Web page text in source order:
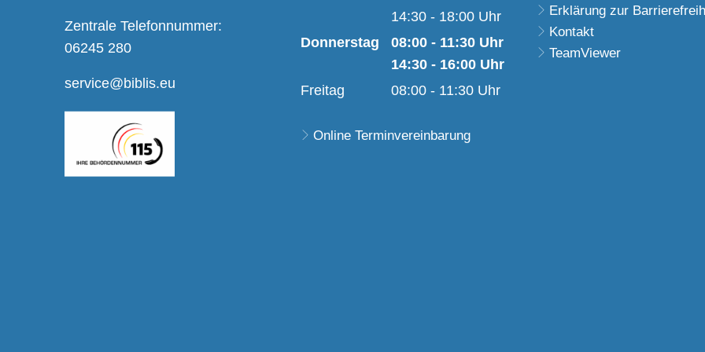
Zentrale Telefonnummer:
06245 280
service@biblis.eu
Von 08:00 bis 11:30 Uhr
14:30 - 18:00 Uhr
Von 14:30 bis 18:00 Uhr
Donnerstag 08:00 - 11:30 Uhr
Von 08:00 bis 11:30 Uhr
14:30 - 16:00 Uhr
Von 14:30 bis 16:00 Uhr
Freitag 08:00 - 11:30 Uhr
Online Terminvereinbarung
Erklärung zur
Kontakt
TeamViewer